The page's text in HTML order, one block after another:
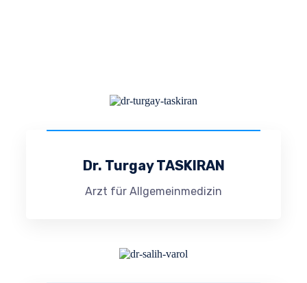
Dr. Turgay TASKIRAN
Arzt für Allgemeinmedizin